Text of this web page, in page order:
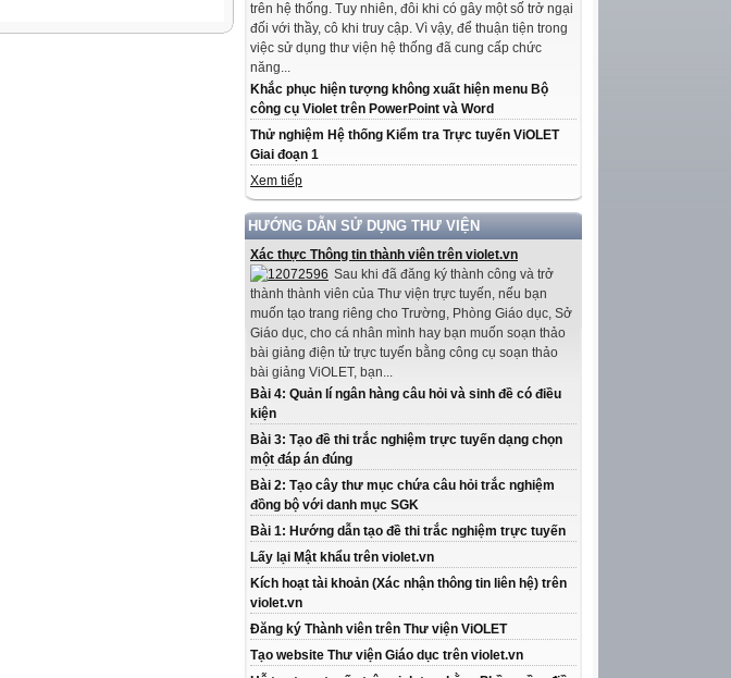
trên hệ thống. Tuy nhiên, đôi khi có gây một số trở ngại
đối với thầy, cô khi truy cập. Vì vậy, để thuận tiện trong
việc sử dụng thư viện hệ thống đã cung cấp chức
năng...
Khắc phục hiện tượng không xuất hiện menu Bộ
công cụ Violet trên PowerPoint và Word
Thử nghiệm Hệ thống Kiểm tra Trực tuyến ViOLET
Giai đoạn 1
Xem tiếp
HƯỚNG DẪN SỬ DỤNG THƯ VIỆN
Xác thực Thông tin thành viên trên violet.vn
Sau khi đã đăng ký thành công và trở
thành thành viên của Thư viện trực tuyến, nếu bạn
muốn tạo trang riêng cho Trường, Phòng Giáo dục, Sở
Giáo dục, cho cá nhân mình hay bạn muốn soạn thảo
bài giảng điện tử trực tuyến bằng công cụ soạn thảo
bài giảng ViOLET, bạn...
Bài 4: Quản lí ngân hàng câu hỏi và sinh đề có điều
kiện
Bài 3: Tạo đề thi trắc nghiệm trực tuyến dạng chọn
một đáp án đúng
Bài 2: Tạo cây thư mục chứa câu hỏi trắc nghiệm
đồng bộ với danh mục SGK
Bài 1: Hướng dẫn tạo đề thi trắc nghiệm trực tuyến
Lấy lại Mật khẩu trên violet.vn
Kích hoạt tài khoản (Xác nhận thông tin liên hệ) trên
violet.vn
Đăng ký Thành viên trên Thư viện ViOLET
Tạo website Thư viện Giáo dục trên violet.vn